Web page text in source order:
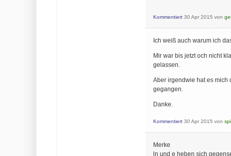
Kommentiert 30 Apr 2015 von
Ich weiß auch warum ich
Mir war bis jetzt och nicht
gelassen.
Aber irgendwie hat es mich
gegangen.
Danke.
Kommentiert 30 Apr 2015 von
Merke
ln und e heben sich